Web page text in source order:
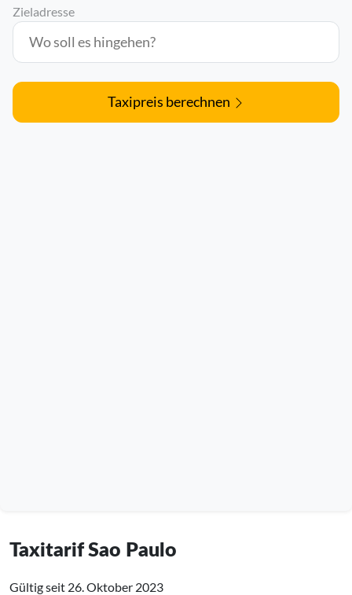
Zieladresse
Taxipreis berechnen
Taxitarif Sao Paulo
Gültig seit 26. Oktober 2023